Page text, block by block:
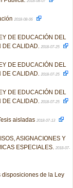
2018-08-06
DE EDUCACIÓN DEL
DE CALIDAD. 2018-07-25
DE EDUCACIÓN DEL
DE CALIDAD. 2018-07-25
DE EDUCACIÓN DEL
DE CALIDAD. 2018-07-25
aisladas 2018-07-13
ASIGNACIONES Y
ESPECIALES. 2018-07-
disposiciones de la Ley